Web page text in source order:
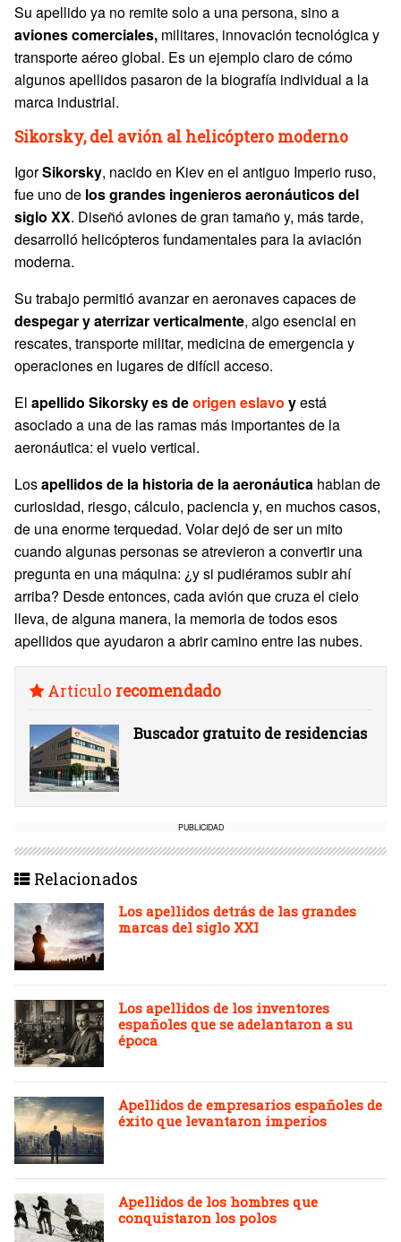
Su apellido ya no remite solo a una persona, sino a
aviones comerciales, militares, innovación tecnológica y
transporte aéreo global. Es un ejemplo claro de cómo
algunos apellidos pasaron de la biografía individual a la
marca industrial.
Sikorsky, del avión al helicóptero moderno
IgorSikorsky, nacido en Kiev en el antiguo Imperio ruso,
fue uno de los grandes ingenieros aeronáuticos del
siglo XX. Diseñó aviones de gran tamaño y, más tarde,
desarrolló helicópteros fundamentales para la aviación
moderna.
Su trabajo permitió avanzar en aeronaves capaces de
despegar y aterrizar verticalmente, algo esencial en
rescates, transporte militar, medicina de emergencia y
operaciones en lugares de difícil acceso.
El apellido Sikorsky es deorigen eslavo yestá
asociado a una de las ramas más importantes de la
aeronáutica: el vuelo vertical.
Losapellidos de la historia de la aeronáutica hablan de
curiosidad, riesgo, cálculo, paciencia y, en muchos casos,
de una enorme terquedad. Volar dejó de ser un mito
cuando algunas personas se atrevieron a convertir una
pregunta en una máquina: ¿y si pudiéramos subir ahí
arriba? Desde entonces, cada avión que cruza el cielo
lleva, de alguna manera, la memoria de todos esos
apellidos que ayudaron a abrir camino entre las nubes.
Artículo recomendado
Buscador gratuito de residencias
PUBLICIDAD
Relacionados
Los apellidos detrás de las grandes
marcas del siglo XXI
Los apellidos de los inventores
españoles que se adelantaron a su
época
Apellidos de empresarios españoles de
éxito que levantaron imperios
Apellidos de los hombres que
conquistaron los polos